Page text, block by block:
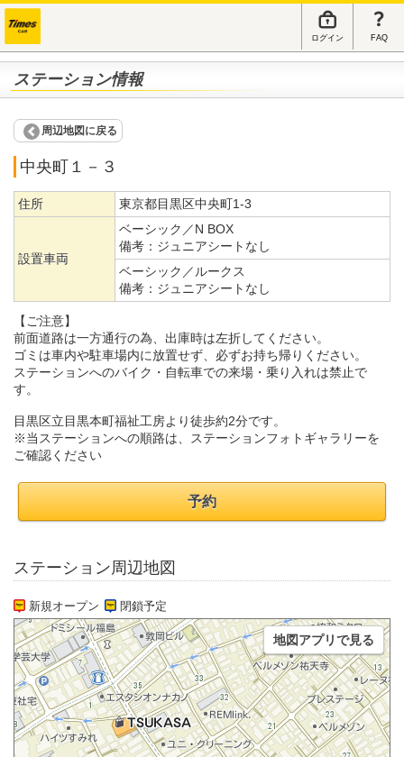
ログイン FAQ
ステーション情報
周辺地図に戻る
中央町１－３
住所 東京都目黒区中央町1-3
設置車両
ベーシック／N BOX
備考： ジュニアシートなし
ベーシック／ルークス
備考： ジュニアシートなし
【ご注意】
前面道路は一方通行の為、出庫時は左折してください。
ゴミは車内や駐車場内に放置せず、必ずお持ち帰りください。
ステーションへのバイク・自転車での来場・乗り入れは禁止で
す。
目黒区立目黒本町福祉工房より徒歩約2分です。
※当ステーションへの順路は、ステーションフォトギャラリーを
ご確認ください
予約
ステーション周辺地図
新規オープン 閉鎖予定
地図アプリで見る